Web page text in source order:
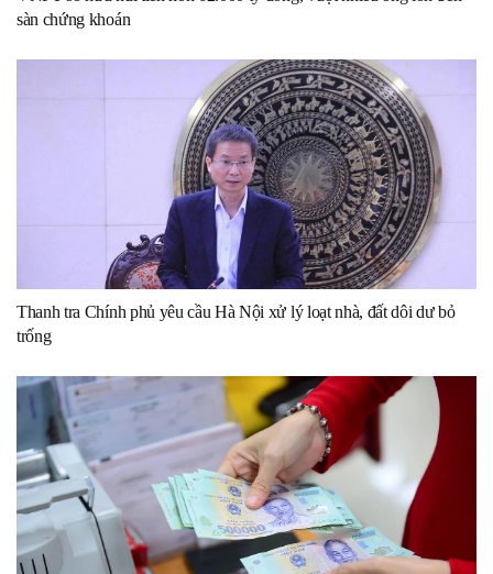
sàn chứng khoán
Thanh tra Chính phủ yêu cầu Hà Nội xử lý loạt nhà, đất dôi dư bỏ
trống